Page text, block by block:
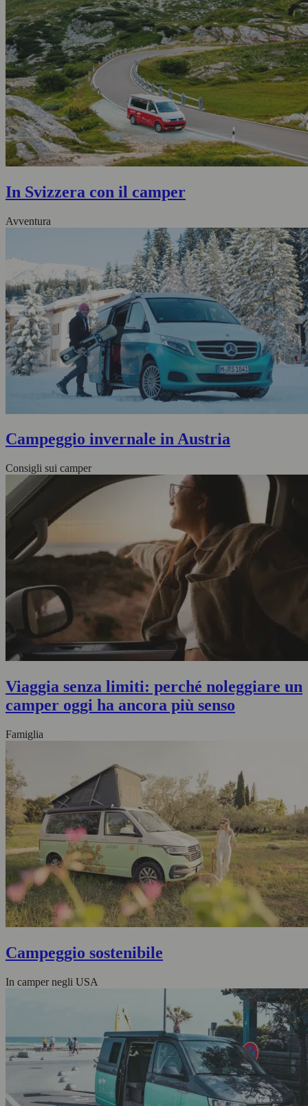
In Svizzera con il camper
Avventura
Campeggio invernale in Austria
Consigli sui camper
Viaggia senza limiti: perché noleggiare un
camper oggi ha ancora più senso
Famiglia
Campeggio sostenibile
In camper negli USA